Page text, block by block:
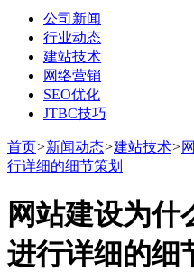
公司新闻
行业动态
建站技术
网络营销
SEO优化
JTBC技巧
首页>新闻动态>建站技术>
行详细的细节策划
网站建设为什
进行详细的细